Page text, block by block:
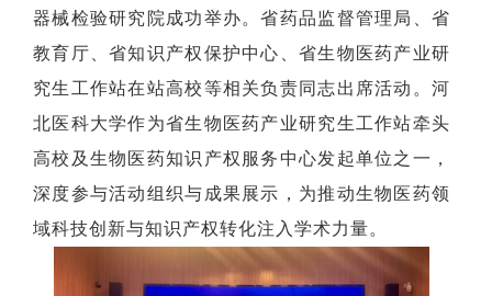
器械检验研究院成功举办。省药品监督管理局、省
教育厅、省知识产权保护中心、省生物医药产业研
究生工作站在站高校等相关负责同志出席活动。河
北医科大学作为省生物医药产业研究生工作站牵头
高校及生物医药知识产权服务中心发起单位之一，
深度参与活动组织与成果展示，为推动生物医药领
域科技创新与知识产权转化注入学术力量。